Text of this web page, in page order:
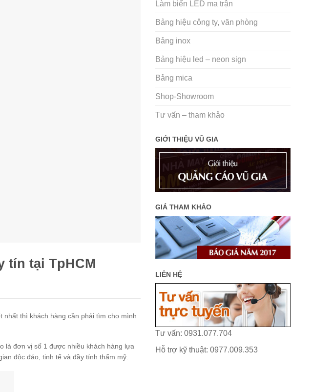
tín tại TpHCM
thì khách hàng cần phải tìm cho mình
là đơn vị số 1 được nhiều khách hàng lựa
độc đáo, tinh tế và đầy tính thẩm mỹ.
Làm biển LED ma trận
Bảng hiệu công ty, văn phòng
Bảng inox
Bảng hiệu led – neon sign
Bảng mica
Shop-Showroom
Tư vấn – tham khảo
GIỚI THIỆU VŨ GIA
GIÁ THAM KHẢO
LIÊN HỆ
Tư vấn: 0931.077.704
Hỗ trợ kỹ thuật: 0977.009.353